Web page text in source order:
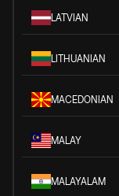
LATVIAN
LITHUANIAN
MACEDONIAN
MALAY
MALAYALAM